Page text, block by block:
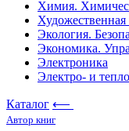
Химия.
Экология.
Экономика.
Электроника
Электро- и
Каталог ⟵
Автор книг